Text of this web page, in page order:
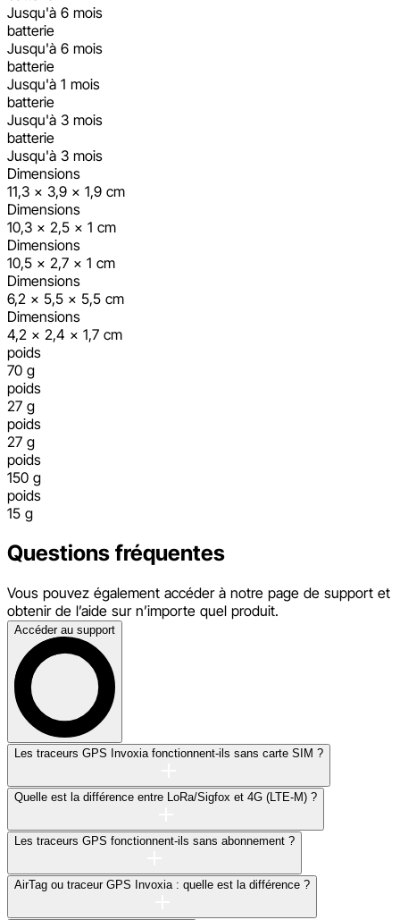
Jusqu'à 6 mois
batterie
Jusqu'à 6 mois
batterie
Jusqu'à 1 mois
batterie
Jusqu'à 3 mois
batterie
Jusqu'à 3 mois
Dimensions
11,3 × 3,9 × 1,9 cm
Dimensions
10,3 × 2,5 × 1 cm
Dimensions
10,5 × 2,7 × 1 cm
Dimensions
6,2 × 5,5 × 5,5 cm
Dimensions
4,2 × 2,4 × 1,7 cm
poids
70 g
poids
27 g
poids
27 g
poids
150 g
poids
15 g
Questions fréquentes
Vous pouvez également accéder à notre page de support et
obtenir de l’aide sur n’importe quel produit.
Accéder au support
Les traceurs GPS Invoxia fonctionnent-ils sans carte SIM ?
Quelle est la différence entre LoRa/Sigfox et 4G (LTE-M) ?
Les traceurs GPS fonctionnent-ils sans abonnement ?
AirTag ou traceur GPS Invoxia : quelle est la différence ?